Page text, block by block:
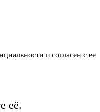
и согласен с ее
её.